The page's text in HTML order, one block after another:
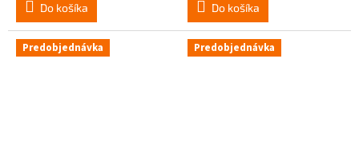
Do košíka Do košíka
Predobjednávka Predobjednávka